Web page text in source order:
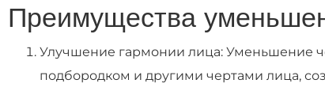
Преимущества
Улучшение гармонии лица: Уменьшение
подбородком и другими чертами лица,